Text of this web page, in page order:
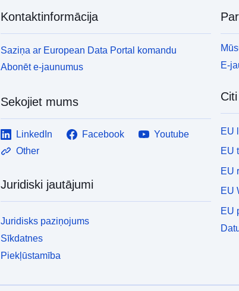
Kontaktinformācija
Saziņa ar European Data Portal komandu
Abonēt e-jaunumus
Sekojiet mums
LinkedIn Facebook
Youtube
Other
Juridiski jautājumi
Juridisks paziņojums
Sīkdatnes
Piekļūstamība
E-
EU
EU
EU
EU
EU